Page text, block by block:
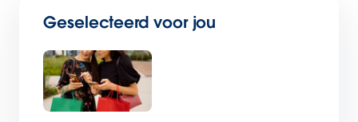
Geselecteerd voor jou